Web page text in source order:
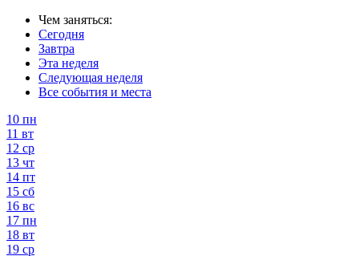
Чем заняться:
Сегодня
Завтра
Эта неделя
Следующая неделя
Все события и места
10 пн
11 вт
12 ср
13 чт
14 пт
15 сб
16 вс
17 пн
18 вт
19 ср